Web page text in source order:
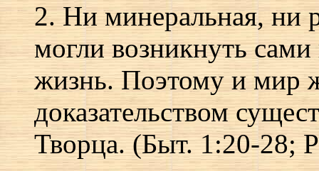
2. Ни минеральная, ни
могли возникнуть
жизнь. Поэтому и мир
доказательством
Творца. (Быт. 1:20-28;